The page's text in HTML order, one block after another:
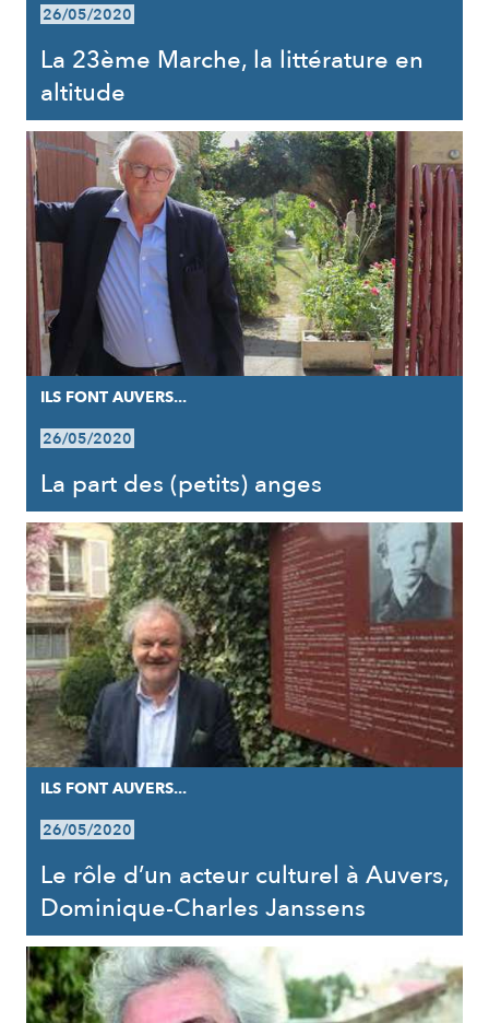
26/05/2020
La 23ème Marche, la littérature en
altitude
ILS FONT AUVERS...
26/05/2020
La part des (petits) anges
ILS FONT AUVERS...
26/05/2020
Le rôle d’un acteur culturel à Auvers,
Dominique-Charles Janssens